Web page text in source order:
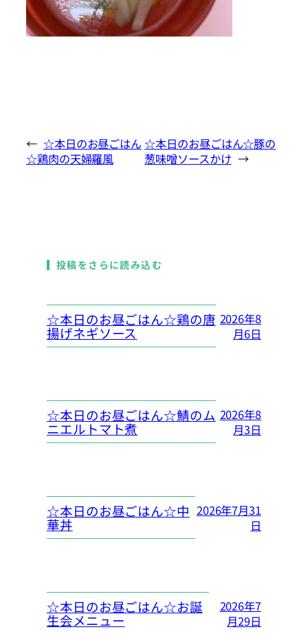
← ☆本日のお昼ごはん
☆鶏肉の天婦羅風
☆本日のお昼ごはん☆豚の
葱味噌ソースかけ →
投稿をさらに読み込む
☆本日のお昼ごはん☆鶏の唐
揚げネギソース
2026年8
月6日
☆本日のお昼ごはん☆鯖のム
ニエルトマト煮
2026年8
月3日
☆本日のお昼ごはん☆中
華丼
2026年7月31
日
☆本日のお昼ごはん☆お誕
生会メニュー
2026年7
月29日